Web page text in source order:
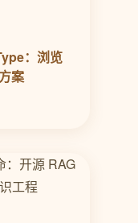
：浏览
案